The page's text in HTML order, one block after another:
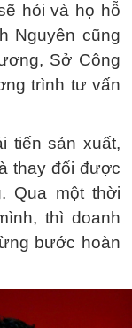
hỏi và họ hỗ
Nguyên cũng
Sở Công
trình tư vấn
tiến sản xuất,
thay đổi được
Qua một thời
thì doanh
bước hoàn